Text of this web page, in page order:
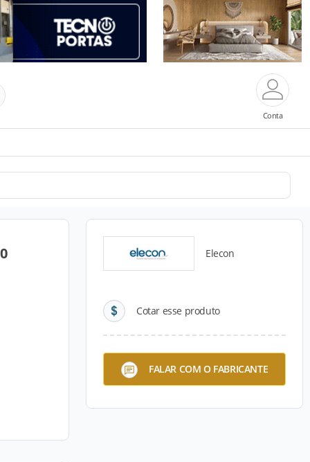
Conta
Elecon
Cotar esse produto
FALAR COM O FABRICANTE